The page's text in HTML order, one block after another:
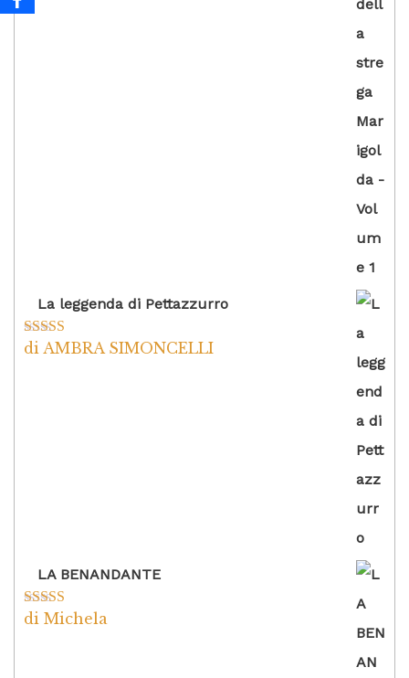
La leggenda di Pettazzurro
Valutato5su
di AMBRA SIMONCELLI
LA BENANDANTE
Valutato5su
di Michela